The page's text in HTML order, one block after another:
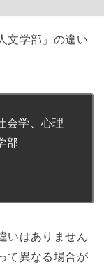
文学部」の違い
会学、心理
部
いはありません
て異なる場合が